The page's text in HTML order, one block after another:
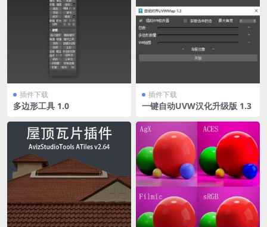
插件下载
多边形工具 1.0
插件下载
一键自动UVW汉化升级版 1.3